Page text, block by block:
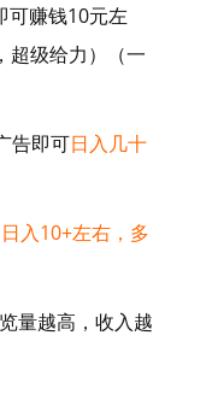
可赚钱10元左
超级给力）（一
告即可日入几十
日入10+左右，多
量越高，收入越